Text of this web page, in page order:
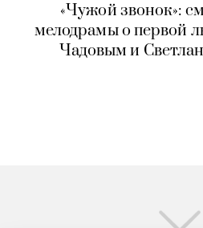
«Чужой звонок»:
мелодрамы о первой
Чадовым и